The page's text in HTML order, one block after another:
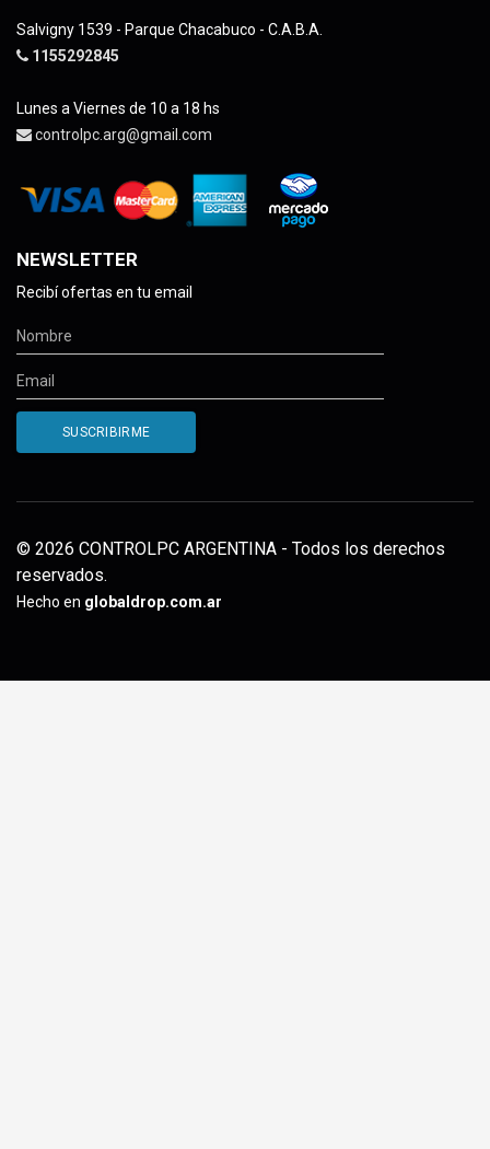
Salvigny 1539 - Parque Chacabuco - C.A.B.A.
1155292845
Lunes a Viernes de 10 a 18 hs
controlpc.arg@gmail.com
NEWSLETTER
Recibí ofertas en tu email
© 2026 CONTROLPC ARGENTINA - Todos los derechos
reservados.
Hecho en globaldrop.com.ar